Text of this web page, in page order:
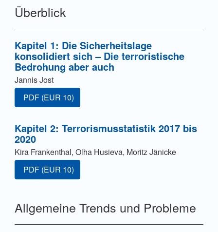
Überblick
Kapitel 1: Die Sicherheitslage
konsolidiert sich – Die terroristische
Bedrohung aber auch
Jannis Jost
Zugang für Abonnent/innen oder durch Zahlung einer
PDF (EUR 10)
Kapitel 2: Terrorismusstatistik 2017 bis
2020
Kira Frankenthal, Olha Husieva, Moritz Jänicke
Zugang für Abonnent/innen oder durch Zahlung einer
PDF (EUR 10)
Allgemeine Trends und Probleme